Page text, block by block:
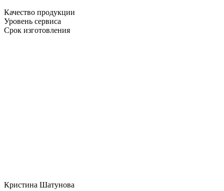
Качество продукции
Уровень сервиса
Срок изготовления
Кристина Шатунова